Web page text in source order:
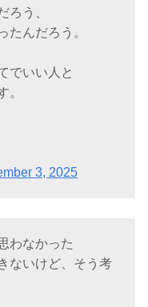
ろう、
たんだろう。
でいい人と
。
3, 2025
わなかった
ないけど、そう考